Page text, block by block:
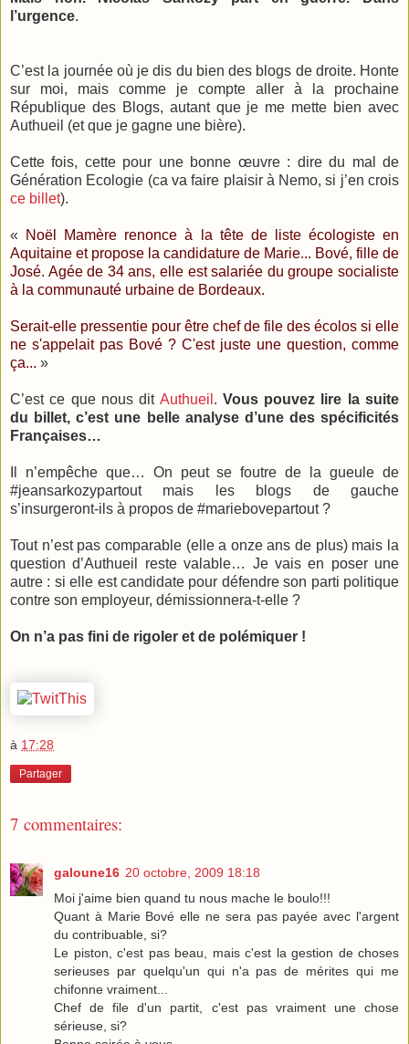
l’urgence.
C’est la journée où je dis du bien des blogs de droite. Honte
sur moi, mais comme je compte aller à la prochaine
République des Blogs, autant que je me mette bien avec
Authueil (et que je gagne une bière).
Cette fois, cette pour une bonne œuvre : dire du mal de
Génération Ecologie (ca va faire plaisir à Nemo, si j’en crois
ce billet).
«
Noël Mamère renonce à la tête de liste écologiste en
Aquitaine et propose la candidature de Marie... Bové, fille de
José. Agée de 34 ans, elle est salariée du groupe socialiste
à la communauté urbaine de Bordeaux.
Serait-elle pressentie pour être chef de file des écolos si elle
ne s'appelait pas Bové ? C'est juste une question, comme
ça... »
C’est ce que nous dit Authueil . Vous pouvez lire la suite
du billet, c’est une belle analyse d’une des spécificités
Françaises…
Il n’empêche que… On peut se foutre de la gueule de
#jeansarkozypartout mais les blogs de gauche
s’insurgeront-ils à propos de #mariebovepartout ?
Tout n’est pas comparable (elle a onze ans de plus) mais la
question d’Authueil reste valable… Je vais en poser une
autre : si elle est candidate pour défendre son parti politique
contre son employeur, démissionnera-t-elle ?
On n’a pas fini de rigoler et de polémiquer !
à 17:28
Partager
7 commentaires:
galoune16 20 octobre, 2009 18:18
Moi j'aime bien quand tu nous mache le boulo!!!
Quant à Marie Bové elle ne sera pas payée avec l'argent
du contribuable, si?
Le piston, c'est pas beau, mais c'est la gestion de choses
serieuses par quelqu'un qui n'a pas de mérites qui me
chifonne vraiment...
Chef de file d'un partit, c'est pas vraiment une chose
sérieuse, si?